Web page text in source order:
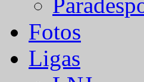
Fotos
Ligas